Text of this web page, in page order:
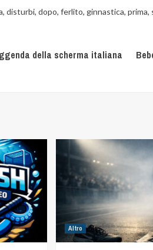
, disturbi, dopo, ferlito, ginnastica, prima,
della scherma italiana
Altro